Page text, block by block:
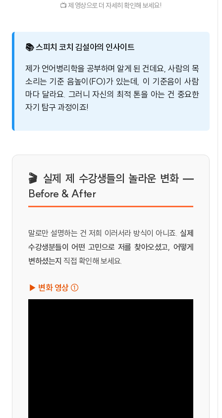
📺 제 영상으로 더 자세히 확인해 보세요!
📚 스피치 코치 김설아의 인사이트
제가 언어병리학을 공부하며 알게 된 건데요, 사람의 목
소리는 기준 음높이(FO)가 있는데, 이 기준음이 사람
마다 달라요. 그러니 자신의 최적 톤을 아는 건 중요한
자기 탐구 과정이죠!
🎬 실제 제 수강생들의 놀라운 변화 —
Before & After
말로만 설명하는 건 저희 이러서라 방식이 아니죠. 실제
수강생분들이 어떤 고민으로 저를 찾아오셨고, 어떻게
변하셨는지 직접 확인해 보세요.
▶ 변화 영상 ①